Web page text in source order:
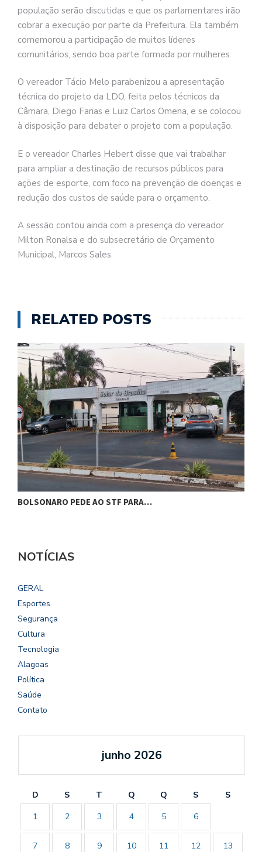
população serão discutidas e que os parlamentares irão
cobrar a execução por parte da Prefeitura. Ela também
comemorou a participação de muitos líderes
comunitários, sendo boa parte formada por mulheres.
O vereador Tácio Melo ​parabenizou a apresentação
técnica do projeto da LDO, feita pelos técnicos da
Câmara, Diego Farias e Luiz Carlos Omena, e se colocou
à disposição para debater o projeto com a população.
E o vereador Charles Hebert disse que vai trabalhar
para ampliar a destinação de recursos públicos para
ações de esporte, com foco na prevenção de doenças e
redução dos custos de saúde para o orçamento.
A sessão contou ainda com a presença do vereador
Milton Ronalsa e do subsecretário de Orçamento
Municipal, Marcos Sales.
RELATED POSTS
BOLSONARO PEDE AO STF PARA…
NOTÍCIAS
GERAL
Esportes
Segurança
Cultura
Tecnologia
Alagoas
Política
Saúde
Contato
junho 2026
D S T Q Q S
S
1
2 3 4 5 6
7 8 9 10 11 12 13